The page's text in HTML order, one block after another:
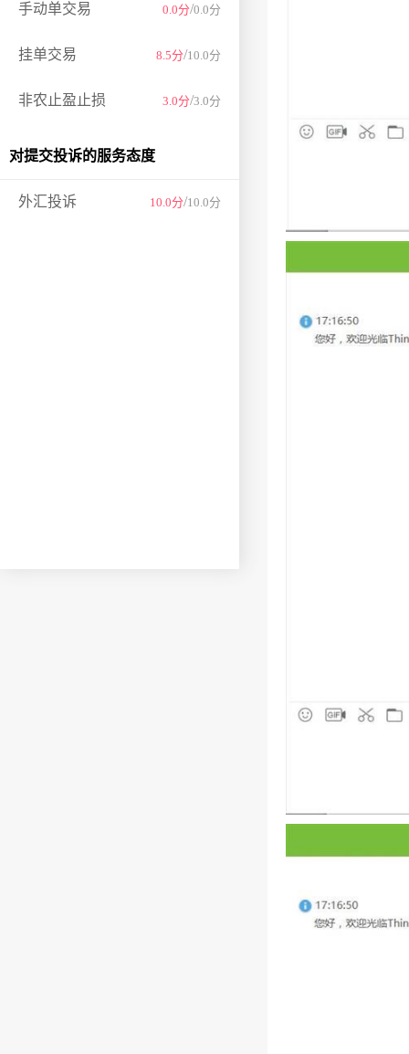
手动单交易 0.0分/0.0分
挂单交易 8.5分/10.0分
非农止盈止损 3.0分/3.0分
对提交投诉的服务态度
外汇投诉 10.0分/10.0分